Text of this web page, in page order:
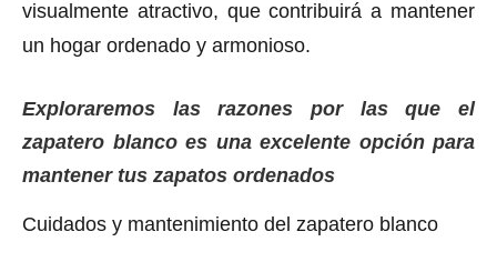
visualmente atractivo, que contribuirá a mantener
un hogar ordenado y armonioso.
Exploraremos las razones por las que el
zapatero blanco es una excelente opción para
mantener tus zapatos ordenados
Cuidados y mantenimiento del zapatero blanco